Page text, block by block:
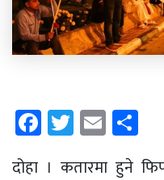
Facebook
Twitter
Email
दोहा । कतारमा हुने